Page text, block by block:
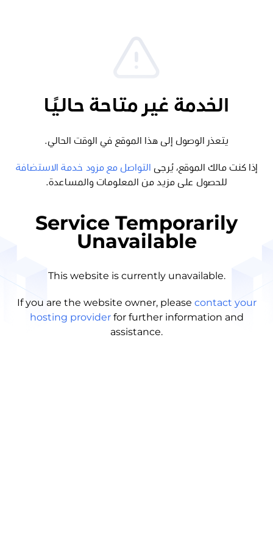
الخدمة غير متاحة حاليًا
يتعذر الوصول إلى هذا الموقع في الوقت الحالي.
إذا كنت مالك الموقع، يُرجى
التواصل مع مزود خدمة الاستضافة
للحصول على مزيد من المعلومات والمساعدة.
Service Temporarily
Unavailable
This website is currently unavailable.
If you are the website owner, please contact your
hosting provider for further information and
assistance.